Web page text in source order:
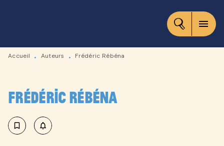
CONTENU
menu
Accueil • Auteurs • Frédéric Rébéna
Frédéric Rébéna
bookmark_border notifications_none_outlined